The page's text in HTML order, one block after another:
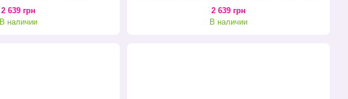
2 639 грн
В наличии
2 639 грн
В наличии